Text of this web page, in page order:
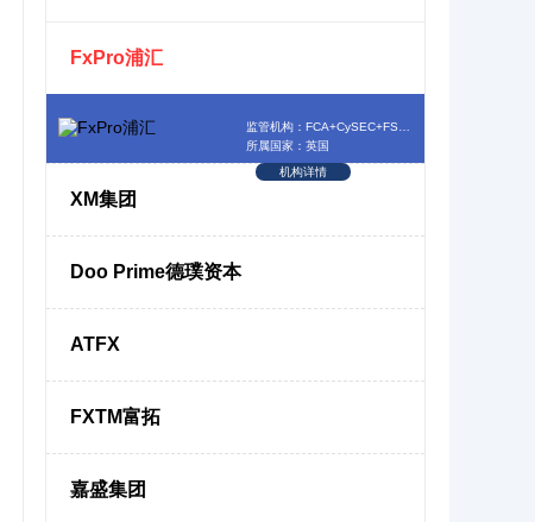
FxPro浦汇
所属国家：英国
机构详情
XM集团
Doo Prime德璞资本
ATFX
FXTM富拓
嘉盛集团